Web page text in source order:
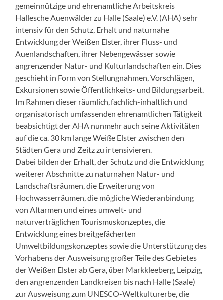
gemeinnützige und ehrenamtliche Arbeitskreis
Hallesche Auenwälder zu Halle (Saale) e.V. (AHA) sehr
intensiv für den Schutz, Erhalt und naturnahe
Entwicklung der Weißen Elster, ihrer Fluss- und
Auenlandschaften, ihrer Nebengewässer sowie
angrenzender Natur- und Kulturlandschaften ein. Dies
geschieht in Form von Stellungnahmen, Vorschlägen,
Exkursionen sowie Öffentlichkeits- und Bildungsarbeit.
Im Rahmen dieser räumlich, fachlich-inhaltlich und
organisatorisch umfassenden ehrenamtlichen Tätigkeit
beabsichtigt der AHA nunmehr auch seine Aktivitäten
auf die ca. 30 km lange Weiße Elster zwischen den
Städten Gera und Zeitz zu intensivieren.
Dabei bilden der Erhalt, der Schutz und die Entwicklung
weiterer Abschnitte zu naturnahen Natur- und
Landschaftsräumen, die Erweiterung von
Hochwasserräumen, die mögliche Wiederanbindung
von Altarmen und eines umwelt- und
naturverträglichen Tourismuskonzeptes, die
Entwicklung eines breitgefächerten
Umweltbildungskonzeptes sowie die Unterstützung des
Vorhabens der Ausweisung großer Teile des Gebietes
der Weißen Elster ab Gera, über Markkleeberg, Leipzig,
den angrenzenden Landkreisen bis nach Halle (Saale)
zur Ausweisung zum UNESCO-Weltkulturerbe, die